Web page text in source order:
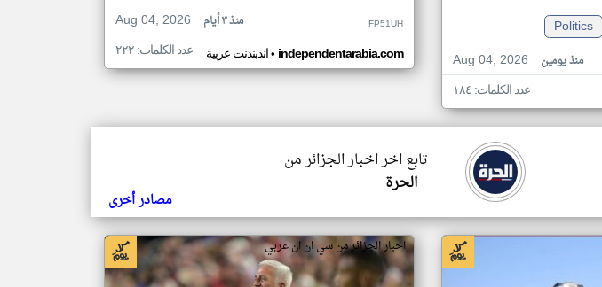
Politics
Aug 04, 2026
منذ يومين
عدد الكلمات: ١٨٤
Aug 04, 2026
منذ ٣ أيام FP51UH
اندبندنت عربية• independentarabia.com عدد الكلمات: ٢٢٢
تابع اخر اخبار الجزائر من
الحرة
مصادر أخرى
اخبار الجزائر من سي ان ان عربي